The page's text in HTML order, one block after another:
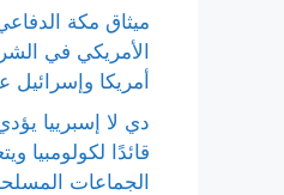
ميثاق مكة
الأمريكي في
أمريكا وإسرائيل
دي لا إسبرييا
قائدًا لكولومبيا
الجماعات